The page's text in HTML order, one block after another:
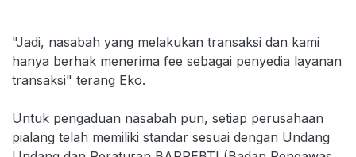
"Jadi, nasabah yang melakukan transaksi dan kami
hanya berhak menerima fee sebagai penyedia layanan
transaksi" terang Eko.
Untuk pengaduan nasabah pun, setiap perusahaan
pialang telah memiliki standar sesuai dengan Undang